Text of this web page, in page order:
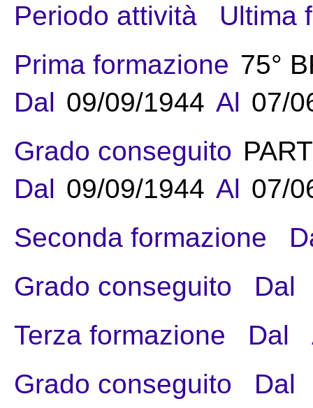
Periodo attività
Ultima
Prima formazione 75°
Dal 09/09/1944 Al 07/
Grado conseguito
Dal 09/09/1944 Al 07/
Seconda formazione
Grado conseguito
Dal
Terza formazione
Dal
Grado conseguito
Dal